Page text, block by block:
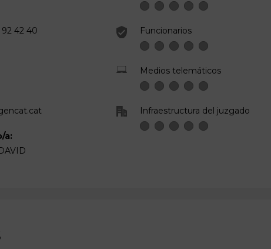
42 40
a:
Funcionarios
Medios telemáticos
Infraestructura del juzgado